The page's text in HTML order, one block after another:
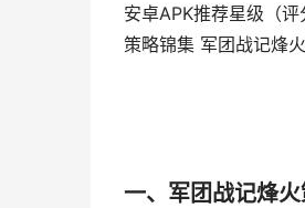
安卓APK推荐星级（
策略锦集 军团战记烽
一、军团战记烽